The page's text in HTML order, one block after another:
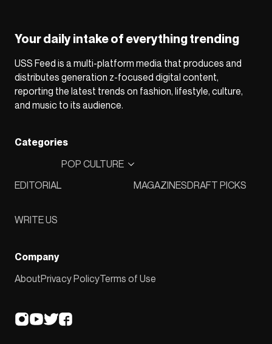
Your daily intake of everything trending
USS Feed is a multi-platform media that produces and
distributes generation z-focused digital content,
reporting the latest trends on fashion, lifestyle, culture,
and music to its audience.
Categories
EDITORIAL
POP CULTURE
MAGAZINESDRAFT PICKS
WRITE US
Company
AboutPrivacy PolicyTerms of Use